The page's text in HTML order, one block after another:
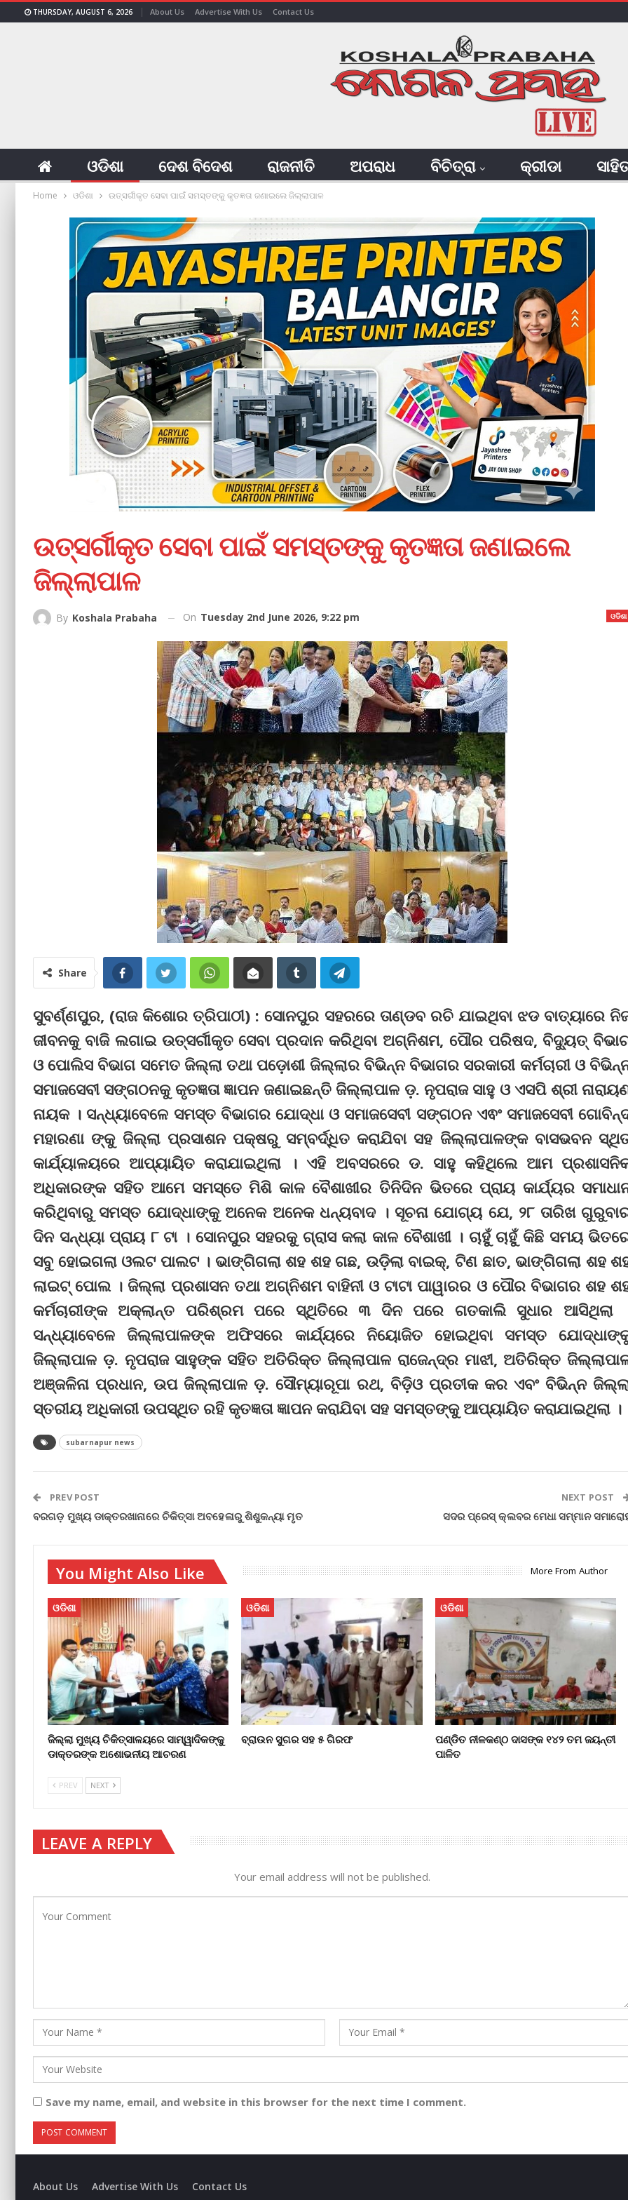
THURSDAY, AUGUST 6, 2026 About Us Advertise With Us Contact Us
ଓଡିଶା ଦେଶ ବିଦେଶ ରାଜନୀତି ଅପରାଧ ବିଚିତ୍ରା କ୍ରୀଡା
Home ଓଡିଶା ଉତ୍ସର୍ଗୀକୃତ ସେବା ପାଇଁ ସମସ୍ତଙ୍କୁ କୃତଜ୍ଞତା ଜଣାଇଲେ ଜିଲ୍ଲାପାଳ
ଉତ୍ସର୍ଗୀକୃତ ସେବା ପାଇଁ ସମସ୍ତଙ୍କୁ କୃତଜ୍ଞତା ଜଣାଇଲେ
ଜିଲ୍ଲାପାଳ
ଓଡିଶା
By Koshala Prabaha On Tuesday 2nd June 2026, 9:22 pm
Share
ସୁବର୍ଣ୍ଣପୁର, (ରାଜ କିଶୋର ତ୍ରିପାଠୀ) : ସୋନପୁର ସହରରେ ତାଣ୍ଡବ ରଚି ଯାଇଥିବା ଝଡ ବାତ୍ୟାରେ
ଜୀବନକୁ ବାଜି ଲଗାଇ ଉତ୍ସର୍ଗୀକୃତ ସେବା ପ୍ରଦାନ କରିଥିବା ଅଗ୍ନିଶମ, ପୌର ପରିଷଦ, ବିଦ୍ୟୁତ୍
ଓ ପୋଲିସ ବିଭାଗ ସମେତ ଜିଲ୍ଲା ତଥା ପଡ଼ୋଶୀ ଜିଲ୍ଲାର ବିଭିନ୍ନ ବିଭାଗର ସରକାରୀ କର୍ମଚାରୀ ଓ
ସମାଜସେବୀ ସଙ୍ଗଠନକୁ କୃତଜ୍ଞତା ଜ୍ଞାପନ ଜଣାଇଛନ୍ତି ଜିଲ୍ଲାପାଳ ଡ଼. ନୃପରାଜ ସାହୁ ଓ ଏସପି ଶ୍ରୀ
ନାୟକ । ସନ୍ଧ୍ୟାବେଳେ ସମସ୍ତ ବିଭାଗର ଯୋଦ୍ଧା ଓ ସମାଜସେବୀ ସଙ୍ଗଠନ ଏଵଂ ସମାଜସେବୀ
ମହାରଣା ଙ୍କୁ ଜିଲ୍ଲା ପ୍ରସାଶନ ପକ୍ଷରୁ ସମ୍ବର୍ଦ୍ଧିତ କରାଯିବା ସହ ଜିଲ୍ଲାପାଳଙ୍କ ବାସଭବନ
କାର୍ଯ୍ୟାଳୟରେ ଆପ୍ୟାୟିତ କରାଯାଇଥିଲା । ଏହି ଅବସରରେ ଡ. ସାହୁ କହିଥିଲେ ଆମ
ଅଧିକାରଙ୍କ ସହିତ ଆମେ ସମସ୍ତେ ମିଶି କାଳ ବୈଶାଖୀର ତିନିଦିନ ଭିତରେ ପ୍ରାୟ କାର୍ଯ୍ୟର
କରିଥିବାରୁ ସମସ୍ତ ଯୋଦ୍ଧାଙ୍କୁ ଅନେକ ଅନେକ ଧନ୍ୟବାଦ । ସୂଚନା ଯୋଗ୍ୟ ଯେ, ୨୮ ତାରିଖ
ଦିନ ସନ୍ଧ୍ୟା ପ୍ରାୟ ୮ ଟା । ସୋନପୁର ସହରକୁ ଗ୍ରାସ କଲା କାଳ ବୈଶାଖୀ । ଚାହୁଁ ଚାହୁଁ କିଛି ସମୟ
ସବୁ ହୋଇଗଲା ଓଲଟ ପାଲଟ । ଭାଙ୍ଗିଗଲା ଶହ ଶହ ଗଛ, ଉଡ଼ିଲା ବାଇକ୍, ଟିଣ ଛାତ, ଭାଙ୍ଗିଗଲା ଶହ
ଲାଇଟ୍ ପୋଲ । ଜିଲ୍ଲା ପ୍ରଶାସନ ତଥା ଅଗ୍ନିଶମ ବାହିନୀ ଓ ଟାଟା ପାୱାରର ଓ ପୌର ବିଭାଗର ଶହ
କର୍ମଚାରୀଙ୍କ ଅକ୍ଲାନ୍ତ ପରିଶ୍ରମ ପରେ ସ୍ଥିତିରେ ୩ ଦିନ ପରେ ଗତକାଲି ସୁଧାର ଆସିଥିଲା
ସନ୍ଧ୍ୟାବେଳେ ଜିଲ୍ଲାପାଳଙ୍କ ଅଫିସରେ କାର୍ଯ୍ୟରେ ନିୟୋଜିତ ହୋଇଥିବା ସମସ୍ତ
ଜିଲ୍ଲାପାଳ ଡ଼. ନୃପରାଜ ସାହୁଙ୍କ ସହିତ ଅତିରିକ୍ତ ଜିଲ୍ଲାପାଳ ରାଜେନ୍ଦ୍ର ମାଝୀ, ଅତିରିକ୍ତ
ଅଞ୍ଜଳିନା ପ୍ରଧାନ, ଉପ ଜିଲ୍ଲାପାଳ ଡ଼. ସୌମ୍ୟାରୂପା ରଥ, ବିଡ଼ିଓ ପ୍ରତୀକ କର ଏବଂ ବିଭିନ୍ନ
ସ୍ତରୀୟ ଅଧିକାରୀ ଉପସ୍ଥିତ ରହି କୃତଜ୍ଞତା ଜ୍ଞାପନ କରାଯିବା ସହ ସମସ୍ତଙ୍କୁ ଆପ୍ୟାୟିତ କରାଯାଇଥିଲା ।
subarnapur news
PREV POST
ବରଗଡ଼ ମୁଖ୍ୟ ଡାକ୍ତରଖାନାରେ ଚିକିତ୍ସା ଅବହେଳାରୁ ଶିଶୁକନ୍ୟା ମୃତ
NEXT POST
ସଦର ପ୍ରେସ୍ କ୍ଲବର ମେଧା ସମ୍ମାନ
You Might Also Like More From Author
ଓଡିଶା
ଜିଲ୍ଲା ମୁଖ୍ୟ ଚିକିତ୍ସାଳୟରେ ସାମ୍ୱାଦିକଙ୍କୁ
ଡାକ୍ତରଙ୍କ ଅଶୋଭନୀୟ ଆଚରଣ
ଓଡିଶା
ବ୍ରାଉନ ସୁଗର ସହ ୫ ଗିରଫ
ଓଡିଶା
ପଣ୍ଡିତ ନୀଳକଣ୍ଠ ଦାସଙ୍କ ୧୪୨ ତମ ଜୟନ୍ତୀ
ପାଳିତ
PREV NEXT
LEAVE A REPLY
Your email address will not be published.
Save my name, email, and website in this browser for the next time I comment.
About Us Advertise With Us Contact Us